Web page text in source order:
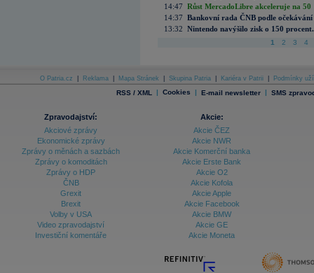
14:47 Růst MercadoLibre akceleruje na
14:37 Bankovní rada ČNB podle
13:32 Nintendo navýšilo zisk o 150
1 2 3 4
O Patria.cz Reklama Mapa Stránek Skupina Patria Kariéra v Patrii Podmínky
RSS / XML | Cookies | E-mail newsletter | SMS
Zpravodajství:
Akciové zprávy
Ekonomické zprávy
Zprávy o měnách a sazbách
Zprávy o komoditách
Zprávy o HDP
ČNB
Grexit
Brexit
Volby v USA
Video zpravodajství
Investiční komentáře
Akcie:
Akcie ČEZ
Akcie NWR
Akcie Komerční banka
Akcie Erste Bank
Akcie O2
Akcie Kofola
Akcie Apple
Akcie Facebook
Akcie BMW
Akcie GE
Akcie Moneta